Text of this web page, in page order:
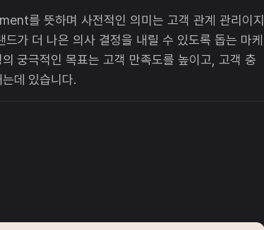
를 뜻하며 사전적인 의미는 고객 관계 관리이지
가 더 나은 의사 결정을 내릴 수 있도록 돕는 마케
궁극적인 목표는 고객 만족도를 높이고, 고객 충
데 있습니다.